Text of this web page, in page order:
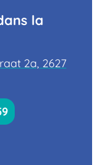
la
2a, 2627